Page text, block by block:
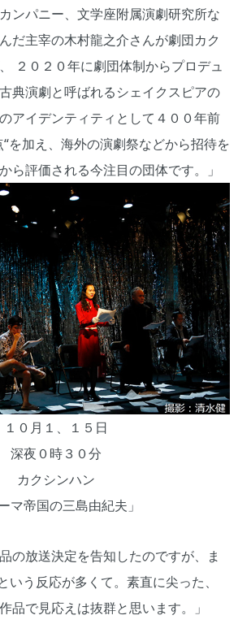
ンパニー、文学座附属演劇研究所な
だ主宰の木村龍之介さんが劇団カク
２０２０年に劇団体制からプロデュ
典演劇と呼ばれるシェイクスピアの
アイデンティティとして４００年前
を加え、海外の演劇祭などから招待を
ら評価される今注目の団体です。」
１０月１、１５日
深夜０時３０分
カクシンハン
マ帝国の三島由紀夫」
の放送決定を告知したのですが、ま
う反応が多くて。素直に尖った、
品で見応えは抜群と思います。」